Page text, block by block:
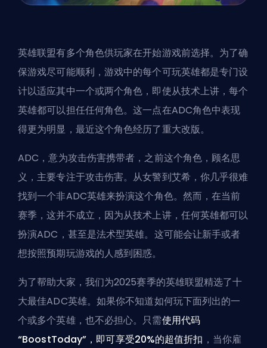
英雄联盟有多个角色供玩家在开始游戏前选择。为了确
保游戏尽可能顺利，游戏中的每个可玩英雄都是专门设
计以适应其中一个或两个角色，即使从技术上讲，每个
英雄都可以担任任何角色。这一点在ADC角色中表现
得更为明显，最近这个角色经历了重大改版。
ADC，意为攻击伤害携带者 ，之前这个角色，顾名思
义，主要专注于攻击伤害。从女警到艾希，你几乎很难
找到一个非ADC英雄来扮演这个角色。然而，在当前
赛季，这并不成立，因为从技术上讲，任何英雄都可以
扮演ADC， 甚至是法术型英雄。这可能会让新手或者
想按照预期玩游戏的人感到困惑。
为了帮助大家，我们为2025赛季的英雄联盟精选了十
大最佳ADC英雄。如果你不知道如何玩下面列出的一
个或多个英雄，也不必担心。只需使用代码
“BoostToday”，即可享受20%的超值折扣 ，当你雇